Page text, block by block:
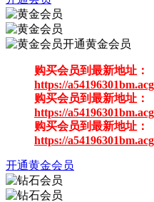
开通黄金会员
购买会员到最新地址：
https://
购买会员到最新地址：
https://
购买会员到最新地址：
https://
开通黄金会员